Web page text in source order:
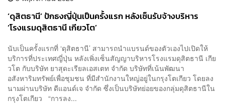
‘ดุสิตธานี’ ปักธงญี่ปุ่นเป็นครั้งแรก หลังเซ็นรับจ้างบริหาร
‘โรงแรมดุสิตธานี เกียวโต’
นับเป็นครั้งแรกที่ ‘ดุสิตธานี’ สามารถนำแบรนด์ของตัวเองไปเปิดให้
บริการที่ประเทศญี่ปุ่น หลังเพิ่งเซ็นสัญญาบริหารโรงแรมดุสิตธานี เกีย
วโต กับบริษัท ยาสุดะเรียลเอสเตท จำกัด บริษัทที่เน้นพัฒนา
อสังหาริมทรัพย์เพื่อชุมชน ที่มีสำนักงานใหญ่อยู่ในกรุงโตเกียว โดยลง
นามผ่านบริษัท ดีแอนด์เจ จำกัด ซึ่งเป็นบริษัทย่อยของกลุ่มดุสิตธานีใน
กรุงโตเกียว “การลง...